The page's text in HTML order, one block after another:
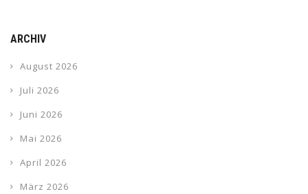
ARCHIV
August 2026
Juli 2026
Juni 2026
Mai 2026
April 2026
März 2026